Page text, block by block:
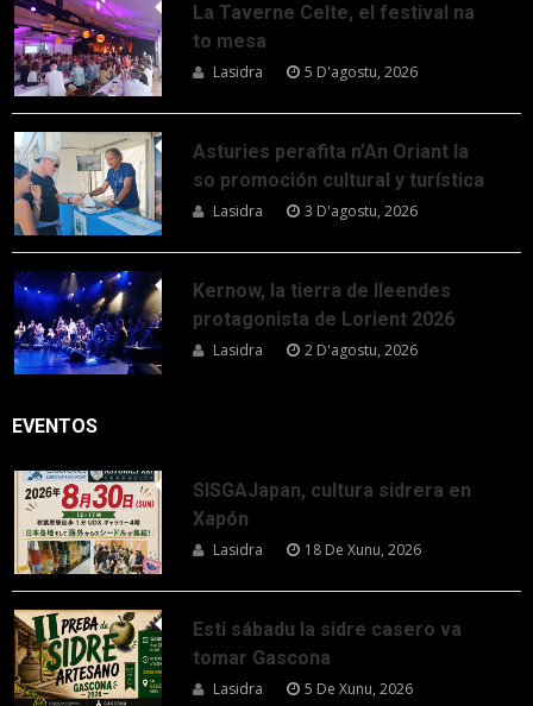
La Taverne Celte, el festival na
to mesa
Lasidra 5 D'agostu, 2026
Asturies perafita n’An Oriant la
so promoción cultural y turística
Lasidra 3 D'agostu, 2026
Kernow, la tierra de lleendes
protagonista de Lorient 2026
Lasidra 2 D'agostu, 2026
EVENTOS
SISGAJapan, cultura sidrera en
Xapón
Lasidra 18 De Xunu, 2026
Esti sábadu la sidre casero va
tomar Gascona
Lasidra 5 De Xunu, 2026